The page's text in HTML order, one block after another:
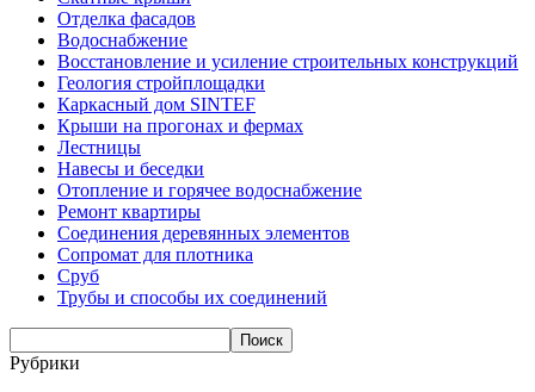
Отделка фасадов
Водоснабжение
Восстановление и усиление строительных конструкций
Геология стройплощадки
Каркасный дом SINTEF
Крыши на прогонах и фермах
Лестницы
Навесы и беседки
Отопление и горячее водоснабжение
Ремонт квартиры
Соединения деревянных элементов
Сопромат для плотника
Сруб
Трубы и способы их соединений
Рубрики